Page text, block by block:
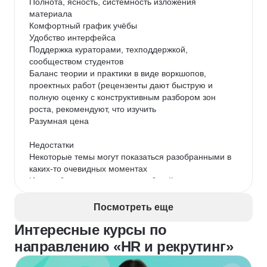
материала
Комфортный график учёбы
Удобство интерфейса
Поддержка кураторами, техподдержкой,
сообществом студентов
Баланс теории и практики в виде воркшопов,
проектных работ (рецензенты дают быструю и
полную оценку с конструктивным разбором зон
роста, рекомендуют, что изучить
Разумная цена
Недостатки
Некоторые темы могут показаться разобранными в
каких-то очевидных моментах
Иногда бывают сложности с работой в программах
поддержкой команды курса.
Другие впечатления
В целом получил ровно то, на что рассчитывал,
покупая курс: крепкая база для полной ориентации
в профессии. Хорошо сбалансированный,
Посмотреть еще
Интересные курсы по
направлению «HR и рекрутинг»